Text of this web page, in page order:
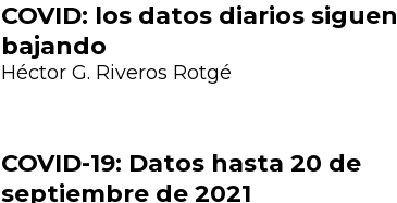
COVID: los datos diarios siguen
bajando
Héctor G. Riveros Rotgé
COVID-19: Datos hasta 20 de
septiembre de 2021